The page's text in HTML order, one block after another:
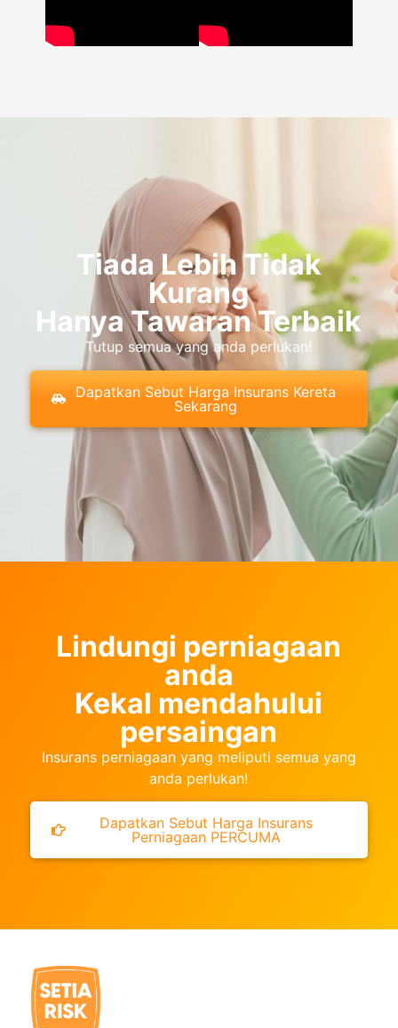
Tiada Lebih Tidak
Kurang
Hanya Tawaran Terbaik
Tutup semua yang anda perlukan!
Dapatkan Sebut Harga Insurans Kereta
Sekarang
Lindungi perniagaan
anda
Kekal mendahului
persaingan
Insurans perniagaan yang meliputi semua yang
anda perlukan!
Dapatkan Sebut Harga Insurans
Perniagaan PERCUMA